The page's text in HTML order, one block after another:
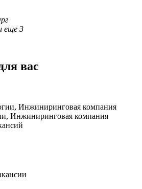
еще 3
вас
Инжиниринговая компания